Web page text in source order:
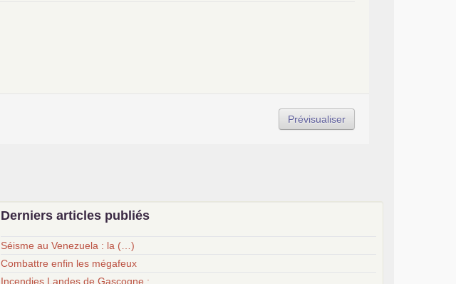
Derniers articles publiés
Séisme au Venezuela : la (…)
Combattre enfin les mégafeux
Incendies Landes de Gascogne :